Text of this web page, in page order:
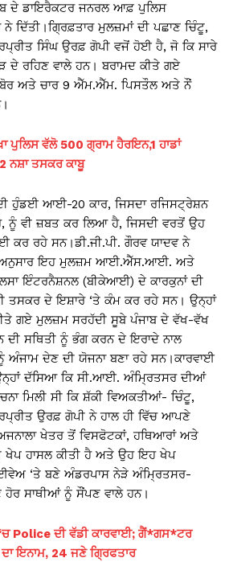
ਦੇ ਡਾਇਰੈਕਟਰ ਜਨਰਲ ਆਫ਼ ਪੁਲਿਸ
ਨੇ ਦਿੱਤੀ।ਗ੍ਰਿਫ਼ਤਾਰ ਮੁਲਜ਼ਮਾਂ ਦੀ ਪਛਾਣ ਚਿੰਟੂ,
ਸਿੰਘ ਉਰਫ਼ ਗੋਪੀ ਵਜੋਂ ਹੋਈ ਹੈ, ਜੋ ਕਿ ਸਾਰੇ
ਦੇ ਰਹਿਣ ਵਾਲੇ ਹਨ। ਬਰਾਮਦ ਕੀਤੇ ਗਏ
ਬੋਰ ਅਤੇ ਚਾਰ 9 ਐੱਮ.ਐੱਮ. ਪਿਸਤੌਲ ਅਤੇ ਨੌਂ
ਪੁਲਿਸ ਵੱਲੋ 500 ਗ੍ਰਾਮ ਹੈਰਇਨ,1 ਹਾਡਾਂ
ਨਸ਼ਾ ਤਸਕਰ ਕਾਬੂ
ਹੁੰਡਈ ਆਈ-20 ਕਾਰ, ਜਿਸਦਾ ਰਜਿਸਟ੍ਰੇਸ਼ਨ
ਨੂੰ ਵੀ ਜ਼ਬਤ ਕਰ ਲਿਆ ਹੈ, ਜਿਸਦੀ ਵਰਤੋਂ ਉਹ
ਰਹੇ ਸਨ।ਡੀ.ਜੀ.ਪੀ. ਗੌਰਵ ਯਾਦਵ ਨੇ
ਅਨੁਸਾਰ ਇਹ ਮੁਲਜ਼ਮ ਆਈ.ਐੱਸ.ਆਈ. ਅਤੇ
ਇੰਟਰਨੈਸ਼ਨਲ (ਬੀਕੇਆਈ) ਦੇ ਕਾਰਕੁਨਾਂ ਦੀ
ਤਸਕਰ ਦੇ ਇਸ਼ਾਰੇ ‘ਤੇ ਕੰਮ ਕਰ ਰਹੇ ਸਨ। ਉਨ੍ਹਾਂ
ਗਏ ਮੁਲਜ਼ਮ ਸਰਹੱਦੀ ਸੂਬੇ ਪੰਜਾਬ ਦੇ ਵੱਖ-ਵੱਖ
ਦੀ ਸਥਿਤੀ ਨੂੰ ਭੰਗ ਕਰਨ ਦੇ ਇਰਾਦੇ ਨਾਲ
ਅੰਜਾਮ ਦੇਣ ਦੀ ਯੋਜਨਾ ਬਣਾ ਰਹੇ ਸਨ।ਕਾਰਵਾਈ
ਦੱਸਿਆ ਕਿ ਸੀ.ਆਈ. ਅੰਮ੍ਰਿਤਸਰ ਦੀਆਂ
ਮਿਲੀ ਸੀ ਕਿ ਸ਼ੱਕੀ ਵਿਅਕਤੀਆਂ- ਚਿੰਟੂ,
ਉਰਫ਼ ਗੋਪੀ ਨੇ ਹਾਲ ਹੀ ਵਿੱਚ ਆਪਣੇ
ਖੇਤਰ ਤੋਂ ਵਿਸਫੋਟਕਾਂ, ਹਥਿਆਰਾਂ ਅਤੇ
ਖੇਪ ਹਾਸਲ ਕੀਤੀ ਹੈ ਅਤੇ ਉਹ ਇਹ ਖੇਪ
‘ਤੇ ਬਣੇ ਅੰਡਰਪਾਸ ਨੇੜੇ ਅੰਮ੍ਰਿਤਸਰ-
ਸਾਥੀਆਂ ਨੂੰ ਸੌਂਪਣ ਵਾਲੇ ਹਨ।
Police ਦੀ ਵੱਡੀ ਕਾਰਵਾਈ; ਗੈਂ*ਗਸ*ਟਰ
ਇਨਾਮ, 24 ਜਣੇ ਗ੍ਰਿਫਤਾਰ